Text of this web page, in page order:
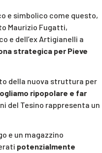
e simbolico come questo,
Maurizio Fugatti,
e dell’ex Artigianelli a
strategica per Pieve
della nuova struttura per
ripopolare e far
del Tesino rappresenta un
e un magazzino
potenzialmente